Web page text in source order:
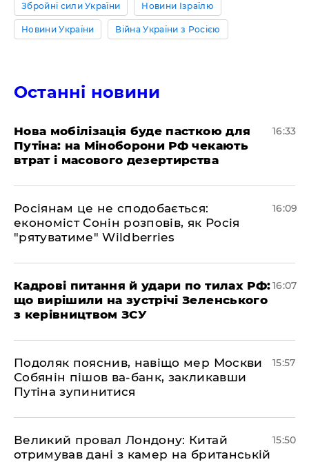
Збройні сили України Новини Ізраїлю
Новини України Війна України з Росією
Останні новини
Нова мобілізація буде пасткою для
Путіна: на Міноборони РФ чекають
втрат і масового дезертирства
16:33
Росіянам це не сподобається:
економіст Сонін розповів, як Росія
"рятуватиме" Wildberries
16:09
Кадрові питання й удари по тилах РФ:
що вирішили на зустрічі Зеленського
з керівництвом ЗСУ
16:07
Подоляк пояснив, навіщо мер Москви
Собянін пішов ва-банк, закликавши
Путіна зупинитися
15:57
Великий провал Лондону: Китай
отримував дані з камер на британській
15:50